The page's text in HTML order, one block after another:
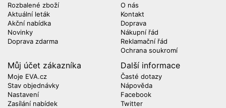
Rozbalené zboží
Aktuální leták
Akční nabídka
Novinky
Doprava zdarma
O nás
Kontakt
Doprava
Nákupní řád
Reklamační řád
Ochrana soukromí
Můj účet zákazníka
Moje EVA.cz
Stav objednávky
Nastavení
Zasílání nabídek
Další informace
Časté dotazy
Nápověda
Facebook
Twitter